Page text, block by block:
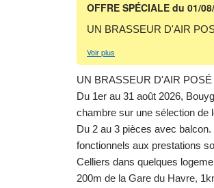
OFFRE SPÉCIALE du 01/
UN BRASSEUR D'AIR
Voir plus
UN BRASSEUR D'AIR
Du 1er au 31 août 2026,
chambre sur une sélection de
Du 2 au 3 pièces avec
fonctionnels aux prestations
Celliers dans quelques
200m de la Gare du Havre,